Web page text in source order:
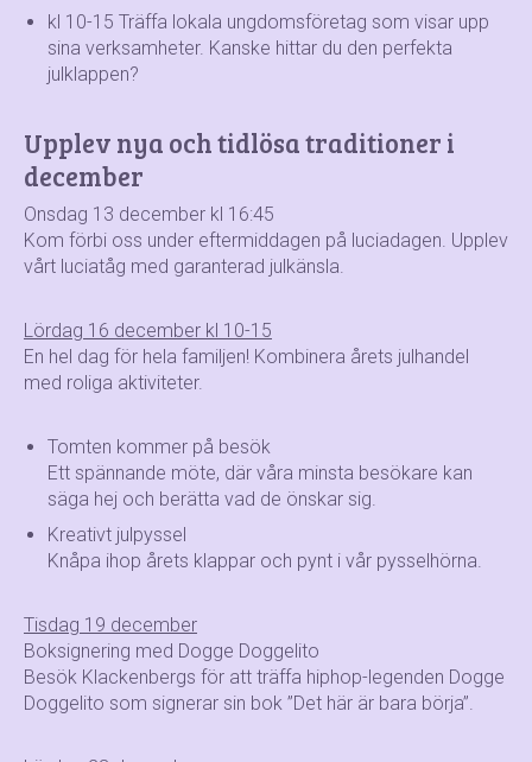
kl 10-15 Träffa lokala ungdomsföretag som visar upp
sina verksamheter. Kanske hittar du den perfekta
julklappen?
Upplev nya och tidlösa traditioner i
december
Onsdag 13 december kl 16:45
Kom förbi oss under eftermiddagen på luciadagen. Upplev
vårt luciatåg med garanterad julkänsla.
Lördag 16 december kl 10-15
En hel dag för hela familjen! Kombinera årets julhandel
med roliga aktiviteter.
Tomten kommer på besök
Ett spännande möte, där våra minsta besökare kan
säga hej och berätta vad de önskar sig.
Kreativt julpyssel
Knåpa ihop årets klappar och pynt i vår pysselhörna.
Tisdag 19 december
Boksignering med Dogge Doggelito
Besök Klackenbergs för att träffa hiphop-legenden Dogge
Doggelito som signerar sin bok ”Det här är bara börja”.